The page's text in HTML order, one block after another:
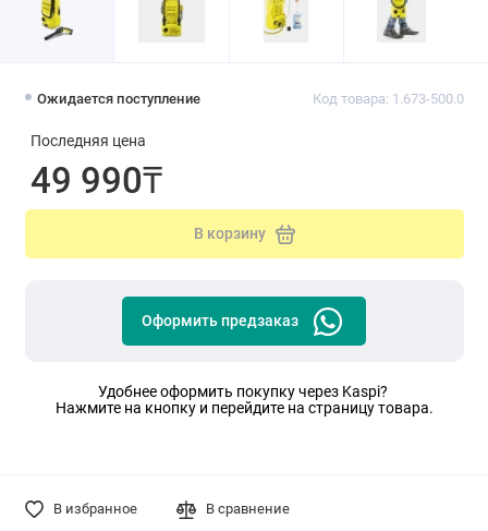
Ожидается поступление Код товара: 1.673-500.0
Последняя цена
49 990₸
В корзину
Оформить предзаказ
Удобнее оформить покупку через Kaspi?
Нажмите на кнопку и перейдите на страницу товара.
В избранное В сравнение